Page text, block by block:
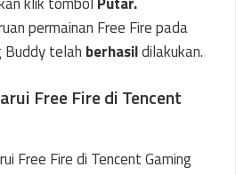
permainan Free Fire pada
Buddy telah berhasildilakukan.
Free Fire di Tencent